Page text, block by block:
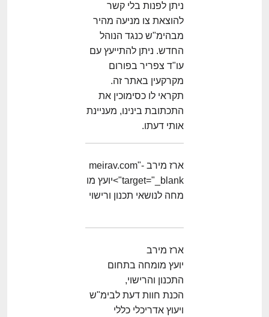
ניתן לפנות בלי קשר
להוצאת צו מניעה מהיר
מבהימ"ש כנגד הנוהל
החדש. ניתן להתייעץ עם
עו"ד צפריר בפורום
מקרקעין באתר זה.
תקראי לו כסימוכין את
התכתובת בינינו, מעניינת
אותי דעתו.
ארז מירב -meirav.com"
target="_blank">יועץ מו
מחה לנושאי תכנון ורישוי
ארז מירב
יועץ מומחה בתחום
התכנון והרישוי,
הכנת חוות דעת לבימ"ש
ויעוץ אדריכלי כללי